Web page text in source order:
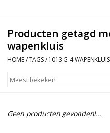
Gecertificeerd
Niet gecertificeerd
Recente projecten
Producten getagd
wapenkluis
HOME/TAGS/ 1013 G-4 WAPENKLUIS
Geen producten gevonden!...